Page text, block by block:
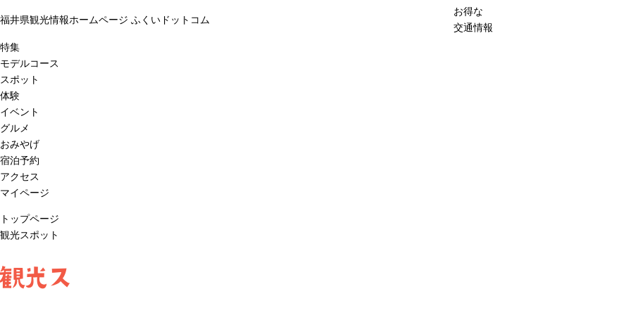
福井県観光情報ホームページ ふくいドットコム
お得な
交通情報
特集
モデルコース
スポット
体験
イベント
グルメ
おみやげ
宿泊予約
アクセス
マイページ
トップページ
観光スポット
光ス